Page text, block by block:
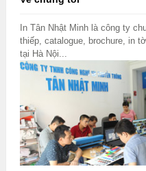
In Tân Nhật Minh là công ty
thiếp, catalogue, brochure, in
tại Hà Nội...